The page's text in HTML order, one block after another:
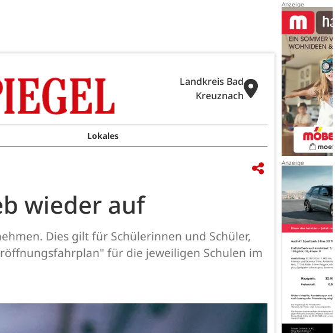
Landkreis Bad
Kreuznach
Lokales
wieder auf
Dies gilt für Schülerinnen und Schüler,
für die jeweiligen Schulen im